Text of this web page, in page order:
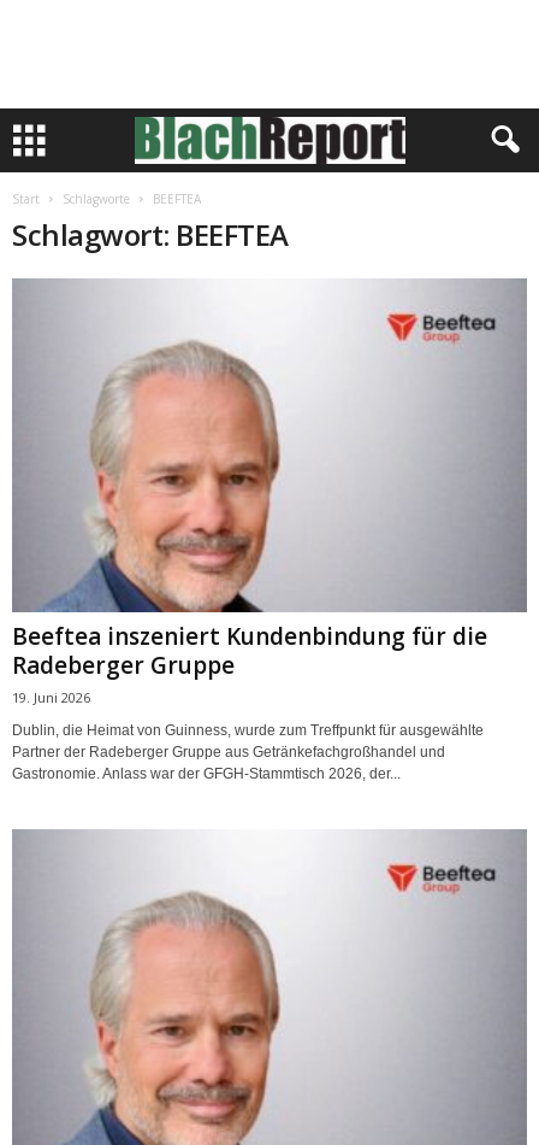
Start Schlagworte BEEFTEA
Schlagwort: BEEFTEA
Beeftea inszeniert Kundenbindung für die
Radeberger Gruppe
19. Juni 2026
Dublin, die Heimat von Guinness, wurde zum Treffpunkt für ausgewählte
Partner der Radeberger Gruppe aus Getränkefachgroßhandel und
Gastronomie. Anlass war der GFGH-Stammtisch 2026, der...